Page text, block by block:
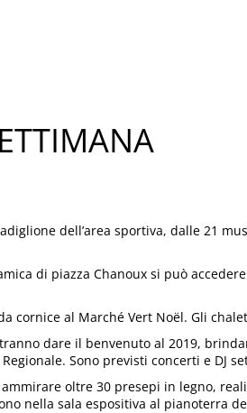
dell’area sportiva, dalle 21
di piazza Chanoux si può
cornice al Marché Vert Noël. Gli
dare il benvenuto al 2019,
Sono previsti concerti e DJ
oltre 30 presepi in legno,
nella sala espositiva al pianoterra